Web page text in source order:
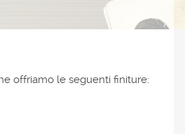
offriamo le seguenti finiture: